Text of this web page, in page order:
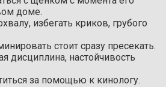
доме.
избегать криков, грубого
стоит сразу пресекать.
дисциплина, настойчивость
за помощью к кинологу.